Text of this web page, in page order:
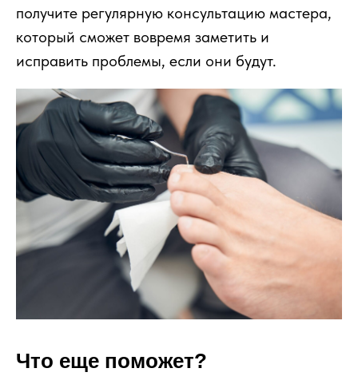
получите регулярную консультацию мастера,
который сможет вовремя заметить и
исправить проблемы, если они будут.
Что еще поможет?